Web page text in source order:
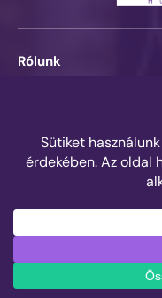
Rólunk
Adatvédelemi
Kövess minket